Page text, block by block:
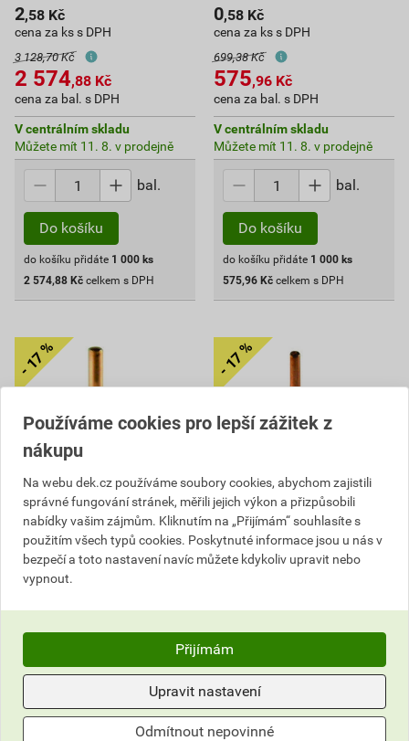
2,58 Kč
cena za ks s DPH
3 128,70 Kč
2 574,88 Kč
cena za bal. s DPH
V centrálním skladu
Můžete mít 11. 8. v prodejně
bal.
Do košíku
do košíku přidáte 1 000 ks
2 574,88 Kč celkem s DPH
0,58 Kč
cena za ks s DPH
699,38 Kč
575,96 Kč
cena za bal. s DPH
V centrálním skladu
Můžete mít 11. 8. v prodejně
bal.
Do košíku
do košíku přidáte 1 000 ks
575,96 Kč celkem s DPH
Spona vichrová talířová Cu
3,48Kč
cena za ks s DPH
4 239,48 Kč
3 489,64Kč
Na poptávku
bal.
Spona vichrová Cu 1,8 mm
cena za ks s DPH
3 653,23 Kč
3 006
cena za bal. s DPH
Aktuálně vyprodáno
Používáme cookies pro lepší zážitek z
nákupu
Na webu dek.cz používáme soubory cookies, abychom zajistili
správné fungování stránek, měřili jejich výkon a přizpůsobili
nabídky vašim zájmům. Kliknutím na „Přijímám“ souhlasíte s
použitím všech typů cookies. Poskytnuté informace jsou u nás v
bezpečí a toto nastavení navíc můžete kdykoliv upravit nebo
vypnout.
Přijímám
Upravit nastavení
Odmítnout nepovinné